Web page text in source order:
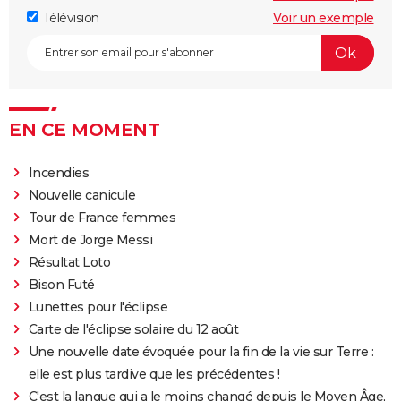
Télévision
Voir un exemple
EN CE MOMENT
Incendies
Nouvelle canicule
Tour de France femmes
Mort de Jorge Messi
Résultat Loto
Bison Futé
Lunettes pour l'éclipse
Carte de l'éclipse solaire du 12 août
Une nouvelle date évoquée pour la fin de la vie sur Terre :
elle est plus tardive que les précédentes !
C'est la langue qui a le moins changé depuis le Moyen Âge,